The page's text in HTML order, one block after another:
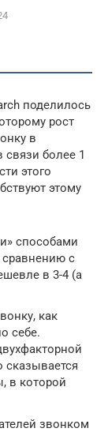
поделилось
рост
в
связи более 1
этого
этому
способами
сравнению с
в 3-4 (а
как
себе.
сказывается
в которой
звонком